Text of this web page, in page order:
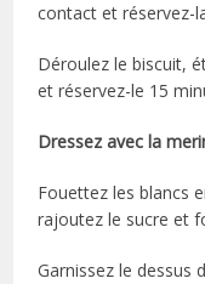
contact et réservez-
Déroulez le biscuit,
et réservez-le 15
Dressez avec la
Fouettez les blancs
rajoutez le sucre et
Garnissez le dessus